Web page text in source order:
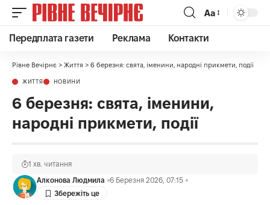
Аа
Передплата газети Реклама Контакти
Рівне Вечірнє > Життя > 6 березня: свята, іменини, народні прикмети, події
ЖИТТЯ НОВИНИ
6 березня: свята, іменини,
народні прикмети, події
Алконова Людмила 6 Березня 2026, 07:15
1 хв. читання